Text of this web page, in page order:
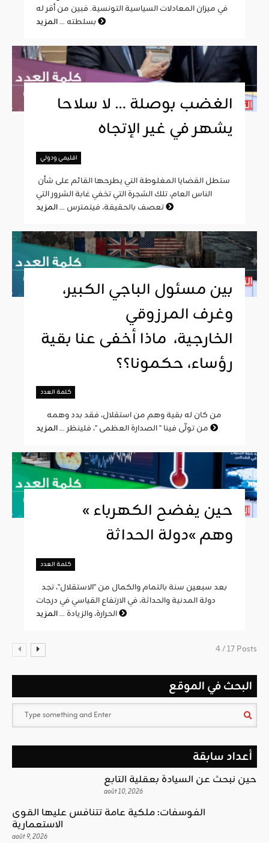
في ميزان المعادلات السياسية التونسية. فبين من أقر له
بسلطته ...
الغضب بوصلة … لا سلاحا
يشهر في غير الإتجاه
اقليمي ودولي
الناس العام، تلك الشجرة التي تخفي غابة الشرور التي
تعصف بالحقيقة، فيتمترس ...
بين مسئول الباجي الكبير،
وغرف المرزوقي
الخارجية، ماذا أخفى عنا بقية
رؤساء، حكمونا؟؟
كلمة العدد
من تولّى فينا " الصدارة العظمى "، فلينظر ...
« حين يفضح الكهرباء
وهم »دولة الحداثة
كلمة العدد
دولة المدنية والحداثة، في الارتفاع القياسي في درجات
الحرارة، والزيادة ...
4 / 17 Posts
البحث في الموقع
أعداد سابقة
حين نبحث عن السيادة بعقلية التابع
août 10, 2026
الفوسفات: ملكية عامة تتنافس عليها القوى
الاستعمارية
août 9, 2026